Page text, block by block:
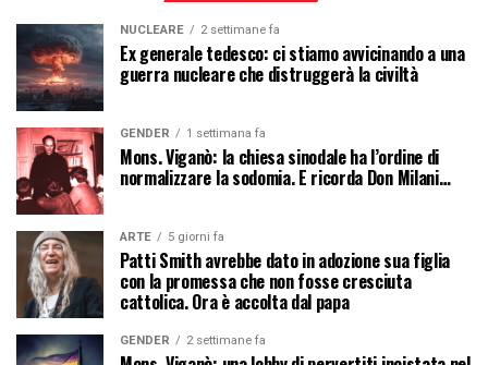
NUCLEARE 2 settimane fa
Ex generale tedesco: ci stiamo avvicinando a una
guerra nucleare che distruggerà la civiltà
GENDER 1 settimana fa
Mons. Viganò: la chiesa sinodale ha l’ordine di
normalizzare la sodomia. E ricorda Don Milani…
ARTE 5 giorni fa
Patti Smith avrebbe dato in adozione sua figlia
con la promessa che non fosse cresciuta
cattolica. Ora è accolta dal papa
GENDER 2 settimane fa